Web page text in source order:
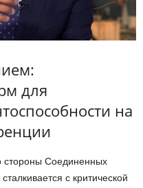
для
на
стороны Соединенных
с критической